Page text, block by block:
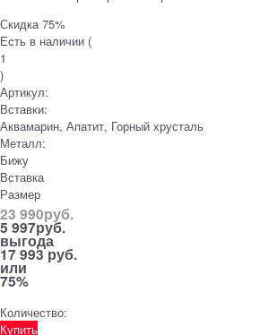
Скидка 75%
Есть в наличии (
1
)
Артикул:
Вставки:
Аквамарин, Апатит, Горный хрусталь
Металл:
Бижу
Вставка
Размер
23 990руб.
5 997руб.
выгода
17 993 руб.
или
75%
Количество:
Купить